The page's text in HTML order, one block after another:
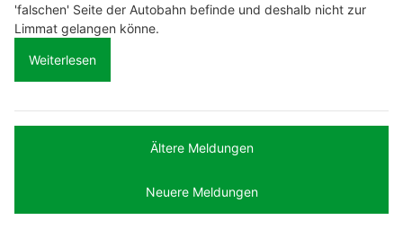
'falschen' Seite der Autobahn befinde und deshalb nicht zur
Limmat gelangen könne.
Weiterlesen
Ältere Meldungen
Neuere Meldungen